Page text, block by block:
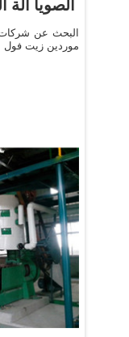
الصويا
البحث عن شركات
موردين زيت فول